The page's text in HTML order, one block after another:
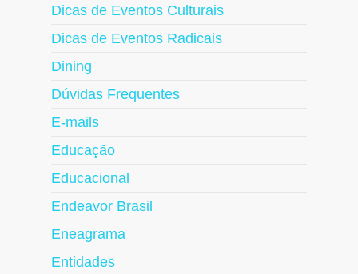
Dicas de Eventos Culturais
Dicas de Eventos Radicais
Dining
Dúvidas Frequentes
E-mails
Educação
Educacional
Endeavor Brasil
Eneagrama
Entidades